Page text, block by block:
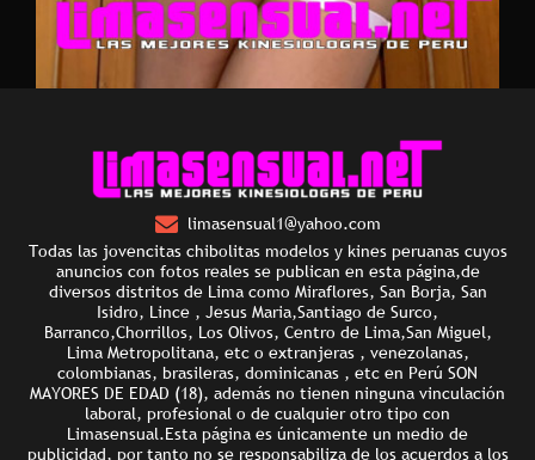
limasensual1@yahoo.com
Todas las jovencitas chibolitas modelos y kines peruanas cuyos
anuncios con fotos reales se publican en esta página,de
diversos distritos de Lima como Miraflores, San Borja, San
Isidro, Lince , Jesus Maria,Santiago de Surco,
Barranco,Chorrillos, Los Olivos, Centro de Lima,San Miguel,
Lima Metropolitana, etc o extranjeras , venezolanas,
colombianas, brasileras, dominicanas , etc en Perú SON
MAYORES DE EDAD (18), además no tienen ninguna vinculación
laboral, profesional o de cualquier otro tipo con
Limasensual.Esta página es únicamente un medio de
publicidad, por tanto no se responsabiliza de los acuerdos a los